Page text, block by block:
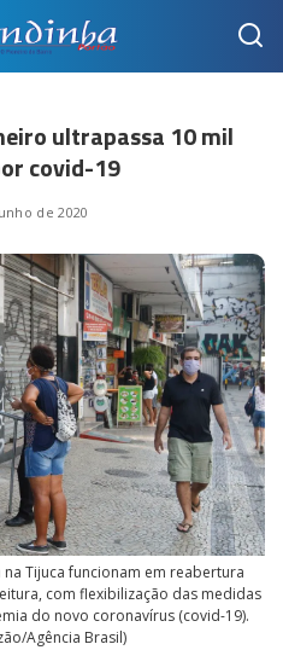
ultrapassa 10 mil
covid-19
de 2020
na Tijuca funcionam em reabertura
com flexibilização das medidas
do novo coronavírus (covid-19).
Agência Brasil)